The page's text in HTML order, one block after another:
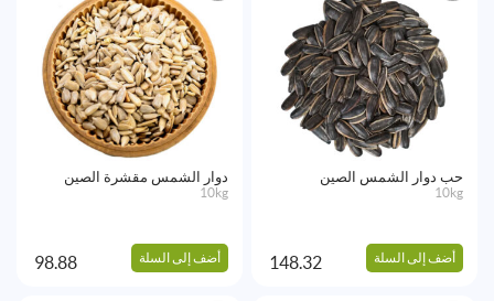
حب دوار الشمس الصين
10kg
أضف إلى السلة 148.32
دوار الشمس مقشرة الصين
10kg
أضف إلى السلة 98.88